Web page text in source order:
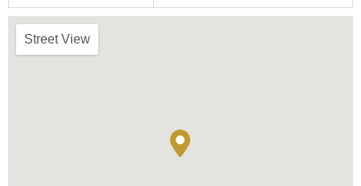
Street View